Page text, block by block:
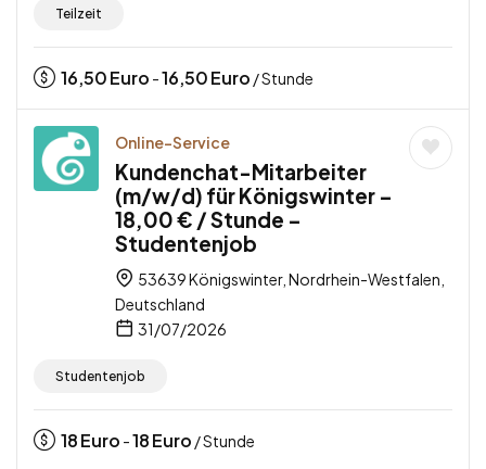
Teilzeit
16,50Euro -16,50Euro / Stunde
Online-Service
Kundenchat-Mitarbeiter
(m/w/d) für Königswinter –
18,00 € / Stunde –
Studentenjob
53639 Königswinter, Nordrhein-Westfalen,
Deutschland
31/07/2026
Studentenjob
18Euro -18Euro / Stunde